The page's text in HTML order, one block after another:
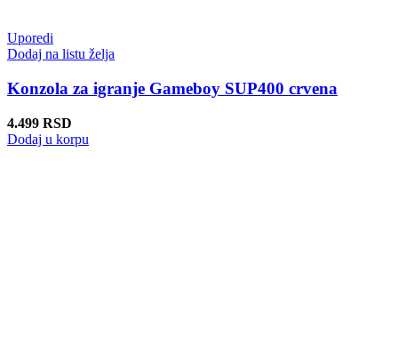
Uporedi
Dodaj na listu želja
Konzola za igranje Gameboy SUP400 crvena
4.499 RSD
Dodaj u korpu